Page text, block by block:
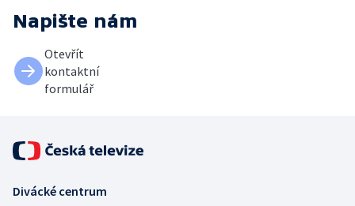
Napište nám
Otevřít
kontaktní
formulář
Divácké centrum